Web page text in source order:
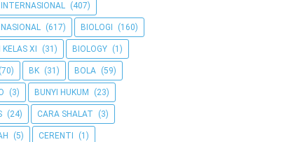
(407)
(617) BIOLOGI (160)
XI (31) BIOLOGY (1)
(70) BK (31) BOLA (59)
(3) BUNYI HUKUM (23)
(24) CARA SHALAT (3)
(5) CERENTI (1)